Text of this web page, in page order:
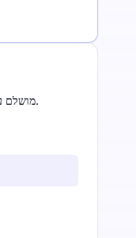
מושלם עבור משתמשים וצוותים עם נפח גבוה.